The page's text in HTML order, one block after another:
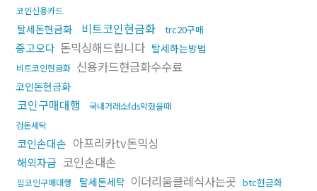
코인신용카드
탈세돈현금화 비트코인현금화 trc20구매
중고오다 돈믹싱해드립니다 탈세하는방법
비트코인현금화 신용카드현금화수수료
코인돈현금화
코인구매대행
국내거래소fds막혔을때
검돈세탁
코인손대손 아프리카tv돈믹싱
해외자금 코인손대손
밈코인구매대행 탈세돈세탁 이더리움클레식사는곳 btc현금화